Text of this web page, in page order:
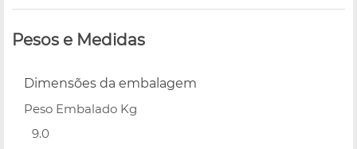
Pesos e Medidas
Dimensões da embalagem
Peso Embalado Kg
9.0